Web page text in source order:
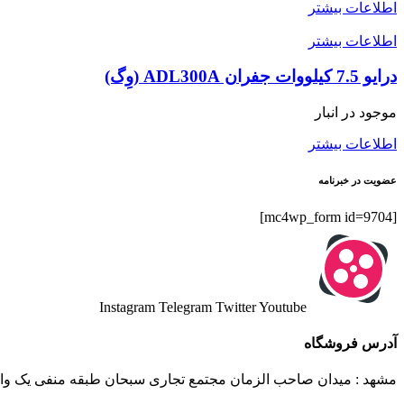
اطلاعات بیشتر
اطلاعات بیشتر
درایو 7.5 کیلووات جفران ADL300A (وِگ)
موجود در انبار
اطلاعات بیشتر
عضویت در خبرنامه
[mc4wp_form id=9704]
Instagram Telegram TwitterYoutube
آدرس فروشگاه
مشهد : میدان صاحب الزمان مجتمع تجاری سبحان طبقه منفی یک واحد 20